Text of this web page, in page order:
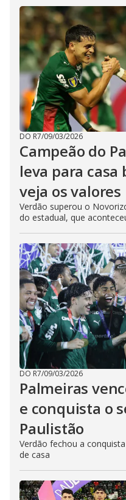
DO R7/09/03/2026
Campeão do
leva para
veja os valores
Verdão superou o
do estadual, que
DO R7/09/03/2026
Palmeiras
e conquista o
Paulistão
Verdão fechou a
de casa